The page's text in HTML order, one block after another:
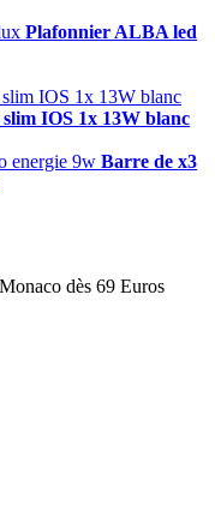
Plafonnier ALBA led
IOS 1x 13W blanc
Barre de x3
dès 69 Euros